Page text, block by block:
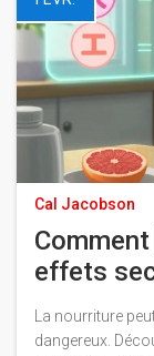
Cal Jacobson
effets
pour les
La nourriture
dangereux.